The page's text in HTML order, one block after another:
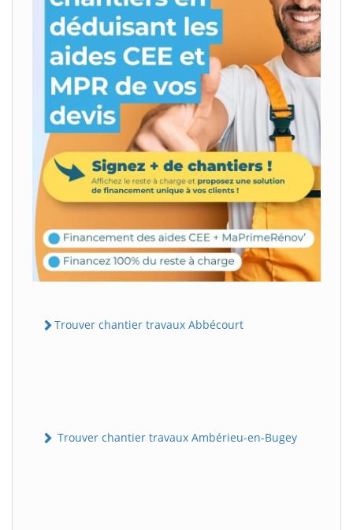
Trouver chantier travaux Abbécourt
Trouver chantier travaux Ambérieu-en-Bugey